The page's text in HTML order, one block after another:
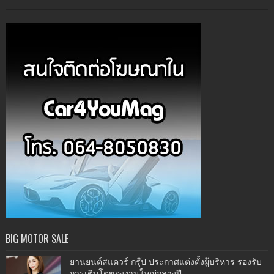
BIG MOTOR SALE
ยานยนต์สแควร์ กรุ๊ป ประกาศแต่งตั้งผู้บริหาร รองรับ